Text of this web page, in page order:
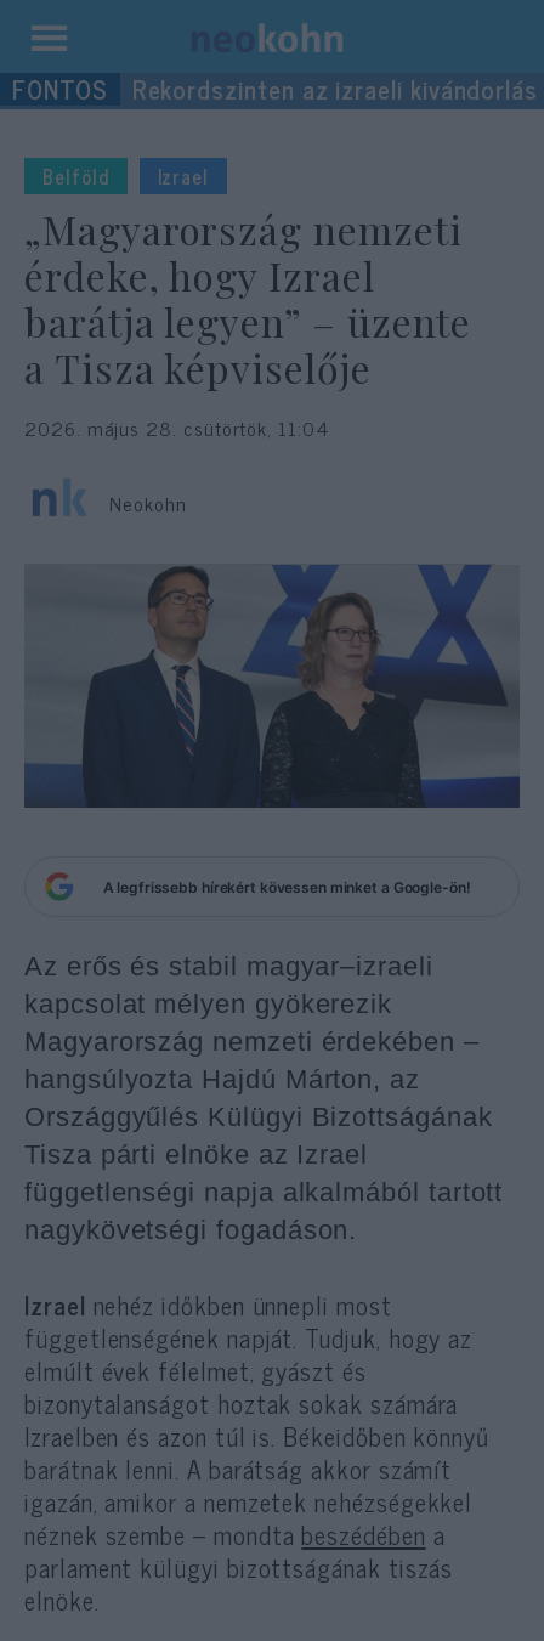
Kilépés
a Rekordszinten az izraeli kivándorlás
Belföld Izrael
„Magyarország nemzeti
érdeke, hogy Izrael
barátja legyen” – üzente
a Tisza képviselője
2026. május 28. csütörtök, 11:04
Neokohn
A legfrissebb hírekért kövessen minket a Google-ön!
Az erős és stabil magyar–izraeli
kapcsolat mélyen gyökerezik
Magyarország nemzeti érdekében –
hangsúlyozta Hajdú Márton, az
Országgyűlés Külügyi Bizottságának
Tisza párti elnöke az Izrael
függetlenségi napja alkalmából tartott
nagykövetségi fogadáson.
Izrael nehéz időkben ünnepli most
függetlenségének napját. Tudjuk, hogy az
elmúlt évek félelmet, gyászt és
bizonytalanságot hoztak sokak számára
Izraelben és azon túl is. Békeidőben könnyű
barátnak lenni. A barátság akkor számít
igazán, amikor a nemzetek nehézségekkel
néznek szembe – mondta beszédében a
parlament külügyi bizottságának tiszás
elnöke.